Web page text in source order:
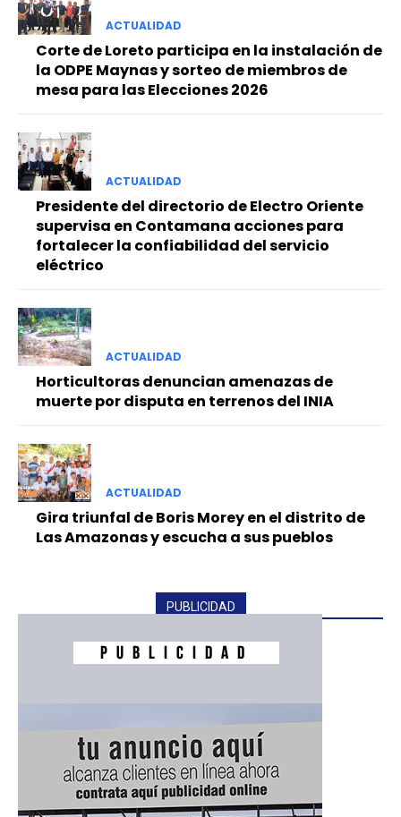
ACTUALIDAD
Corte de Loreto participa en la instalación de
la ODPE Maynas y sorteo de miembros de
mesa para las Elecciones 2026
ACTUALIDAD
Presidente del directorio de Electro Oriente
supervisa en Contamana acciones para
fortalecer la confiabilidad del servicio
eléctrico
ACTUALIDAD
Horticultoras denuncian amenazas de
muerte por disputa en terrenos del INIA
ACTUALIDAD
Gira triunfal de Boris Morey en el distrito de
Las Amazonas y escucha a sus pueblos
PUBLICIDAD